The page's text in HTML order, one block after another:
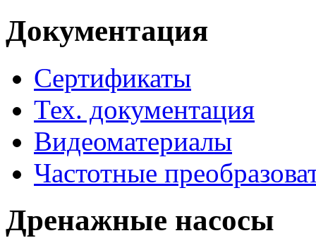
Документация
Сертификаты
Тех. документация
Видеоматериалы
Частотные
Дренажные насосы